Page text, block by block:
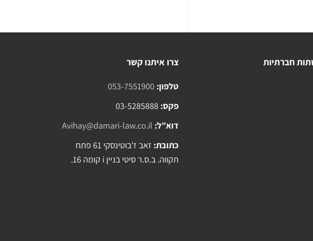
חברתיות צרו איתנו קשר
טלפון: 053-7551900
פקס: 03-5285888
דוא”ל: Avihay@damari-law.co.il
כתובת:
זאב ז'בוטינסקי 61 פתח
תקווה. ב.ס.ר סיטי בניין i קומה 16.